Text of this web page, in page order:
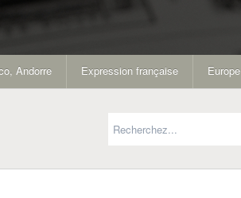
Andorre Expression française Europe